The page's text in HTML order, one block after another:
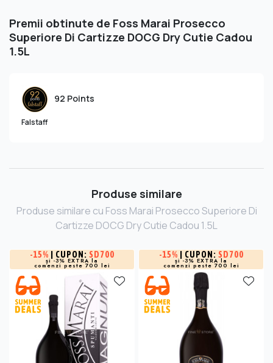
Premii obtinute de Foss Marai Prosecco
Superiore Di Cartizze DOCG Dry Cutie Cadou
1.5L
92 Points
Falstaff
Produse similare
Produse similare cu Foss Marai Prosecco Superiore Di
Cartizze DOCG Dry Cutie Cadou 1.5L
-15% | CUPON: SD700
și -3% EXTRA la
comenzi peste 700 lei
-15% | CUPON: SD700
și -3% EXTRA la
comenzi peste 700 lei